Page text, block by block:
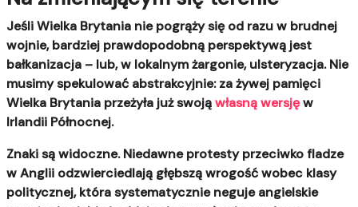
Jeśli Wielka Brytania nie pogrąży się od razu w brudnej
wojnie, bardziej prawdopodobną perspektywą jest
bałkanizacja – lub, w lokalnym żargonie, ulsteryzacja.Nie
musimy spekulować abstrakcyjnie: za żywej pamięci
Wielka Brytania przeżyła już swojąwłasną wersjęw
Irlandii Północnej.
Znaki są widoczne. Niedawne protesty przeciwko fladze
w Anglii odzwierciedlają głębszą wrogość wobec klasy
politycznej, która systematycznie neguje angielskie